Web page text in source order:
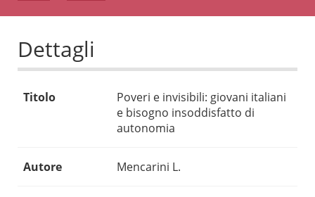
Dettagli
Titolo
Poveri e invisibili: giovani italiani
e bisogno insoddisfatto di
autonomia
Autore Mencarini L.